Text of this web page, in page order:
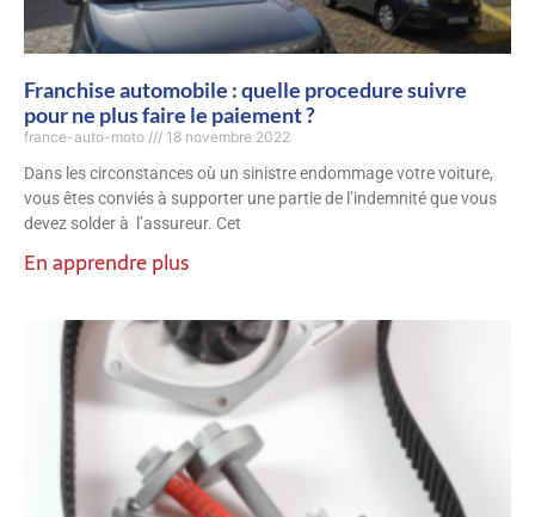
Franchise automobile : quelle procedure suivre
pour ne plus faire le paiement ?
france-auto-moto 18 novembre 2022
Dans les circonstances où un sinistre endommage votre voiture,
vous êtes conviés à supporter une partie de l’indemnité que vous
devez solder à l’assureur. Cet
En apprendre plus